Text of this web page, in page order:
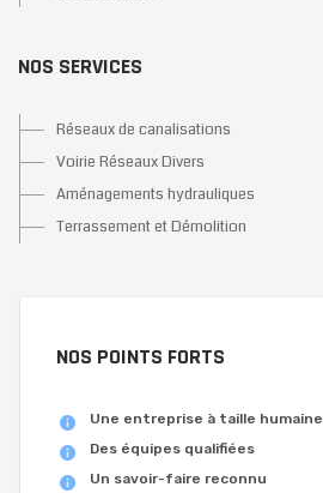
NOS SERVICES
Réseaux de canalisations
Voirie Réseaux Divers
Aménagements hydrauliques
Terrassement et Démolition
NOS POINTS FORTS
Une entreprise à taille humaine
Des équipes qualifiées
Un savoir-faire reconnu